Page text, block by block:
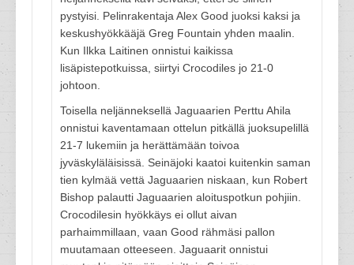
pystyisi. Pelinrakentaja Alex Good juoksi kaksi ja
keskushyökkääjä Greg Fountain yhden maalin.
Kun Ilkka Laitinen onnistui kaikissa
lisäpistepotkuissa, siirtyi Crocodiles jo 21-0
johtoon.
Toisella neljänneksellä Jaguaarien Perttu Ahila
onnistui kaventamaan ottelun pitkällä juoksupelillä
21-7 lukemiin ja herättämään toivoa
jyväskyläläisissä. Seinäjoki kaatoi kuitenkin saman
tien kylmää vettä Jaguaarien niskaan, kun Robert
Bishop palautti Jaguaarien aloituspotkun pohjiin.
Crocodilesin hyökkäys ei ollut aivan
parhaimmillaan, vaan Good rähmäsi pallon
muutamaan otteeseen. Jaguaarit onnistui